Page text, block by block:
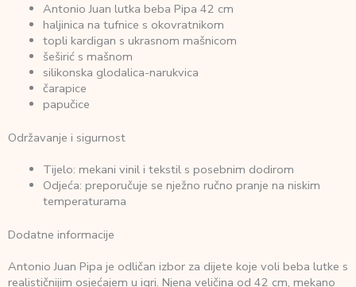
Antonio Juan lutka beba Pipa 42 cm
haljinica na tufnice s okovratnikom
topli kardigan s ukrasnom mašnicom
šeširić s mašnom
silikonska glodalica-narukvica
čarapice
papučice
Održavanje i sigurnost
Tijelo: mekani vinil i tekstil s posebnim dodirom
Odjeća: preporučuje se nježno ručno pranje na niskim
temperaturama
Dodatne informacije
Antonio Juan Pipa je odličan izbor za dijete koje voli beba lutke s
realističnijim osjećajem u igri. Njena veličina od 42 cm, mekano